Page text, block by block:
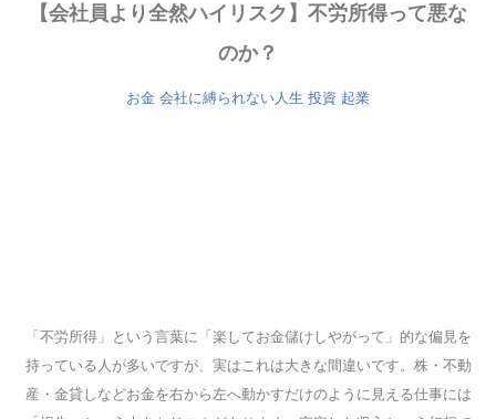
【会社員より全然ハイリスク】不労所得って悪な
のか？
お金 会社に縛られない人生 投資 起業
「不労所得」という言葉に「楽してお金儲けしやがって」的な偏見を
持っている人が多いですが、実はこれは大きな間違いです。株・不動
産・金貸しなどお金を右から左へ動かすだけのように見える仕事には